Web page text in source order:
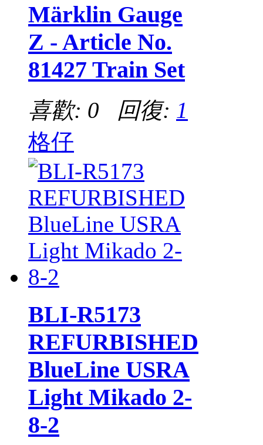
Märklin Gauge
Z - Article No.
81427 Train Set
喜歡: 0 回復: 1
格仔
BLI-R5173
REFURBISHED
BlueLine USRA
Light Mikado 2-
8-2